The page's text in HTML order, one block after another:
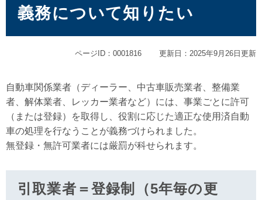
義務について知りたい
ページID：0001816 更新日：2025年9月26日更新
自動車関係業者（ディーラー、中古車販売業者、整備業
者、解体業者、レッカー業者など）には、事業ごとに許可
（または登録）を取得し、役割に応じた適正な使用済自動
車の処理を行なうことが義務づけられました。
無登録・無許可業者には厳罰が科せられます。
引取業者＝登録制（5年毎の更